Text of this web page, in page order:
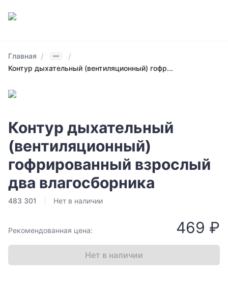
Главная / /
Контур дыхательный (вентиляционный) гофр...
Контур дыхательный
(вентиляционный)
гофрированный взрослый
два влагосборника
483 301 Нет в наличии
Рекомендованная цена: 469 ₽
Нет в наличии